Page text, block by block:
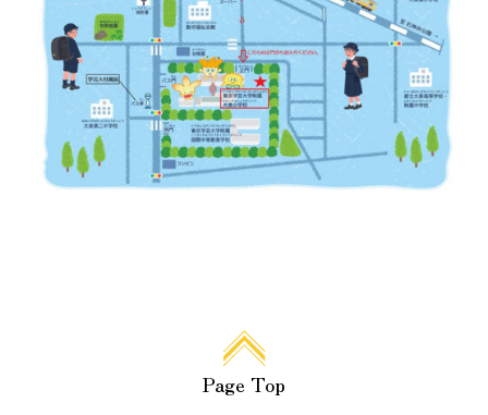
お知らせ
すべて 入試情報・セミナー情報など
ニュース
行事と生活団活動
探究プログラムの実践
授業セミナー（教員・学生Page Top